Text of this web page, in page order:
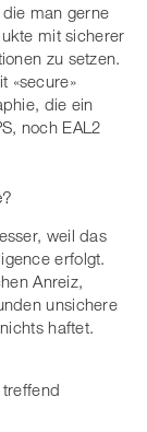
man gerne
mit sicherer
zu setzen.
«secure»
die ein
noch EAL2
weil das
erfolgt.
Anreiz,
unsichere
haftet.